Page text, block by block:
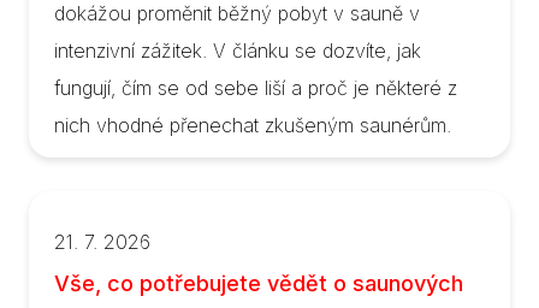
dokážou proměnit běžný pobyt v sauně v
intenzivní zážitek. V článku se dozvíte, jak
fungují, čím se od sebe liší a proč je některé z
nich vhodné přenechat zkušeným saunérům.
21. 7. 2026
Vše, co potřebujete vědět o saunových